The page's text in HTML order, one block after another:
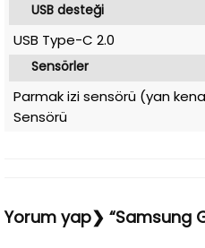
USB desteği
USB Type-C 2.0
Sensörler
Parmak izi sensörü (yan
Sensörü
Yorum yap❯ “Samsung